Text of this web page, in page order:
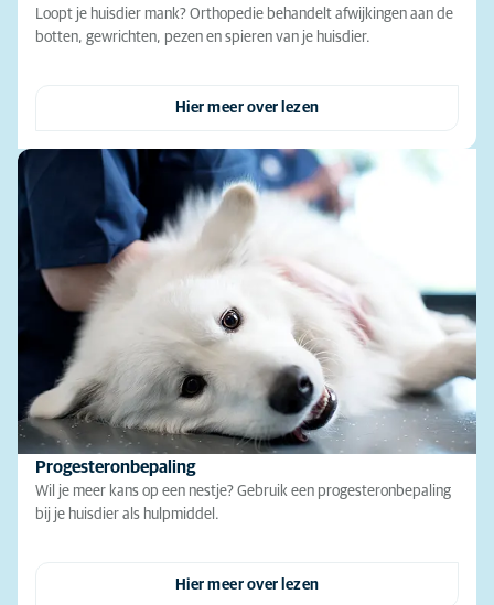
Loopt je huisdier mank? Orthopedie behandelt afwijkingen aan de
botten, gewrichten, pezen en spieren van je huisdier.
Hier meer over lezen
Progesteronbepaling
Wil je meer kans op een nestje? Gebruik een progesteronbepaling
bij je huisdier als hulpmiddel.
Hier meer over lezen